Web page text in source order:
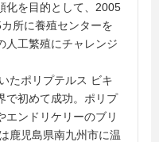
化を目的として、2005
所に養殖センターを
人工繁殖にチャレンジ
たポリプテルス ビキ
で初めて成功。ポリプ
エンドリケリーのブリ
鹿児島県南九州市に温